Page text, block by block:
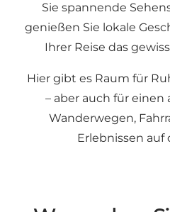
Sie spannende
genießen Sie lokale
Ihrer Reise das
Hier gibt es Raum für
– aber auch für
Wanderwegen,
Erlebnissen auf